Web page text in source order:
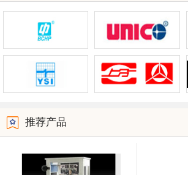
推荐产品